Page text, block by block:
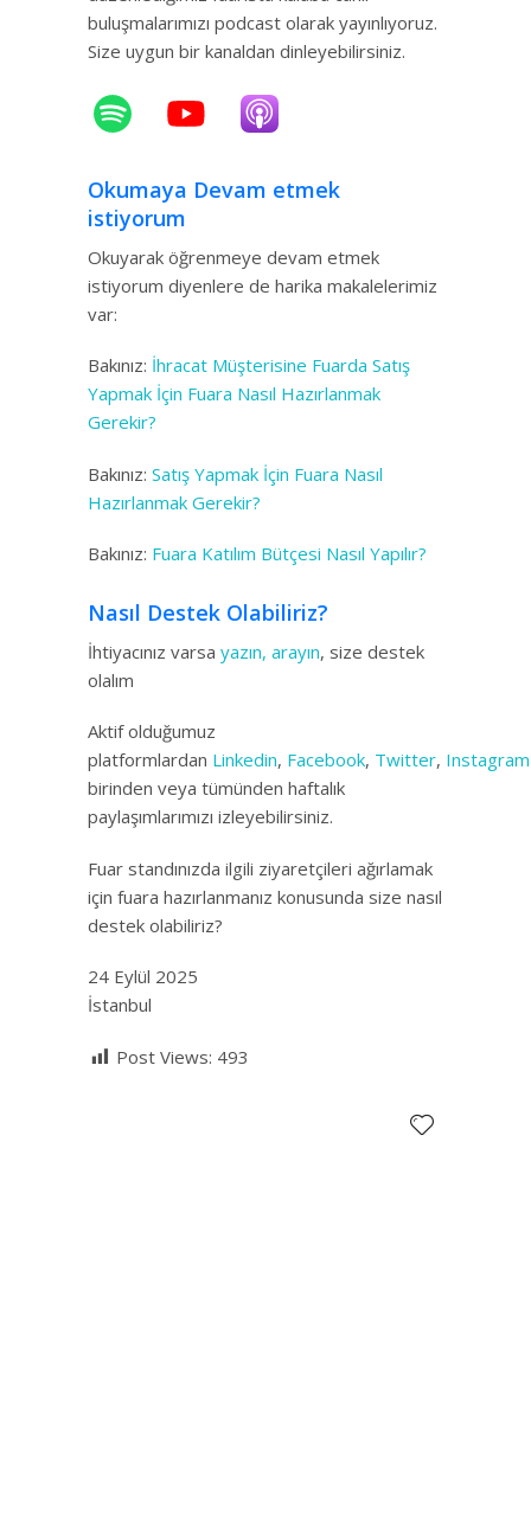
buluşmalarımızı podcast olarak yayınlıyoruz.
Size uygun bir kanaldan dinleyebilirsiniz.
Okumaya Devam etmek
istiyorum
Okuyarak öğrenmeye devam etmek
istiyorum diyenlere de harika makalelerimiz
var:
Bakınız: İhracat Müşterisine Fuarda Satış
Yapmak İçin Fuara Nasıl Hazırlanmak
Gerekir?
Bakınız: Satış Yapmak İçin Fuara Nasıl
Hazırlanmak Gerekir?
Bakınız: Fuara Katılım Bütçesi Nasıl Yapılır?
Nasıl Destek Olabiliriz?
İhtiyacınız varsa yazın, arayın, size destek
olalım
Aktif olduğumuz
platformlardan Linkedin, Facebook, Twitter, Instagram
birinden veya tümünden haftalık
paylaşımlarımızı izleyebilirsiniz.
Fuar standınızda ilgili ziyaretçileri ağırlamak
için fuara hazırlanmanız konusunda size nasıl
destek olabiliriz?
24 Eylül 2025
İstanbul
Post Views: 493